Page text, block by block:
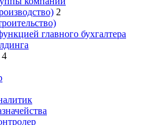
2
главного бухгалтера
4